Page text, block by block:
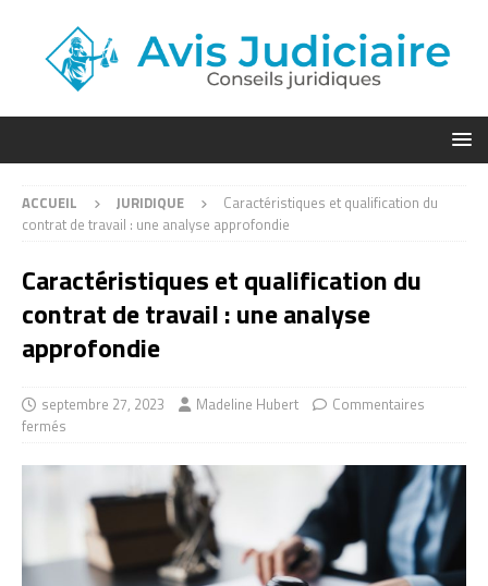
ACCUEIL JURIDIQUE
Caractéristiques et qualification du
contrat de travail : une analyse approfondie
Caractéristiques et qualification du
contrat de travail : une analyse
approfondie
septembre 27, 2023 Madeline Hubert
Commentaires
fermés